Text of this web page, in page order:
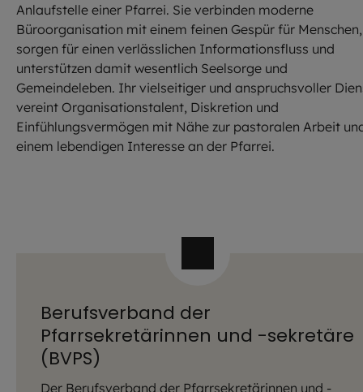
Anlaufstelle einer Pfarrei. Sie verbinden moderne
Büroorganisation mit einem feinen Gespür für Menschen,
sorgen für einen verlässlichen Informationsfluss und
unterstützen damit wesentlich Seelsorge und
Gemeindeleben. Ihr vielseitiger und anspruchsvoller
vereint Organisationstalent, Diskretion und
Einfühlungsvermögen mit Nähe zur pastoralen Arbeit
einem lebendigen Interesse an der Pfarrei.
Berufsverband der
Pfarrsekretärinnen und -sekretäre
(BVPS)
Der Berufsverband der Pfarrsekretärinnen und -